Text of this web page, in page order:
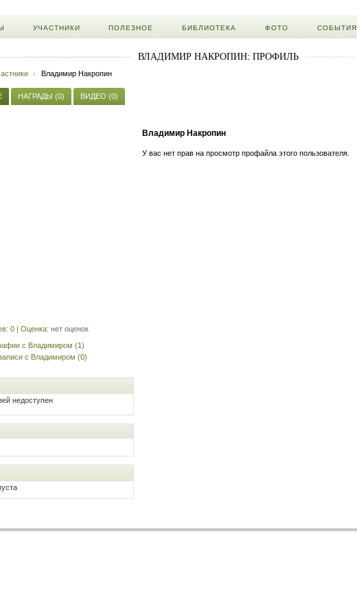
УЧАСТНИКИ ПОЛЕЗНОЕ БИБЛИОТЕКА ФОТО СОБЫТИЯ
ВЛАДИМИР НАКРОПИН: ПРОФИЛЬ
Владимир Накропин
НАГРАДЫ (0) ВИДЕО (0)
0 | Оценка: нет оценок
с Владимиром (1)
с Владимиром (0)
недоступен
Владимир Накропин
У вас нет прав на просмотр профайла этого пользователя.